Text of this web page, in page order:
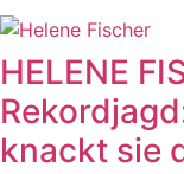
HELENE
knackt sie